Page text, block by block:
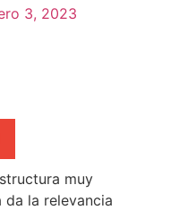
3, 2023
muy
la relevancia